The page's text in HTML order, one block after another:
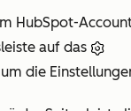
HubSpot-
auf das
um die